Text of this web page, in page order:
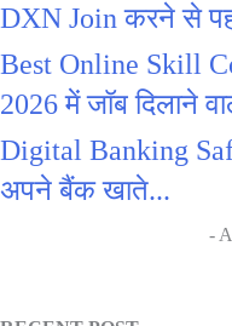
DXN Join करने से
Best Online Skill
2026 में जॉब दिलाने
Digital Banking
अपने बैंक खाते...
-